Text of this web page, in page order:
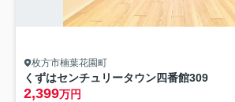
枚方市楠葉花園町
くずはセンチュリータウン四番館309
2,399万円